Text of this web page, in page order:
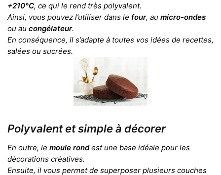
+210°C, ce qui le rend très polyvalent.
Ainsi, vous pouvez l’utiliser dans le four, au micro-ondes
ou au congélateur.
En conséquence, il s’adapte à toutes vos idées de recettes,
salées ou sucrées.
Polyvalent et simple à décorer
En outre, le moule rondest une base idéale pour les
décorations créatives.
Ensuite, il vous permet de superposer plusieurs couches